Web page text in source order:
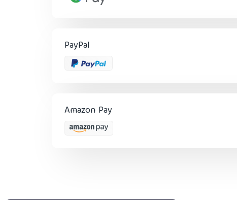
PayPal
Amazon Pay